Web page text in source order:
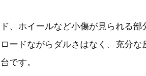
、ホイールなど小傷が見られる
ードながらダルさはなく、充分
です。